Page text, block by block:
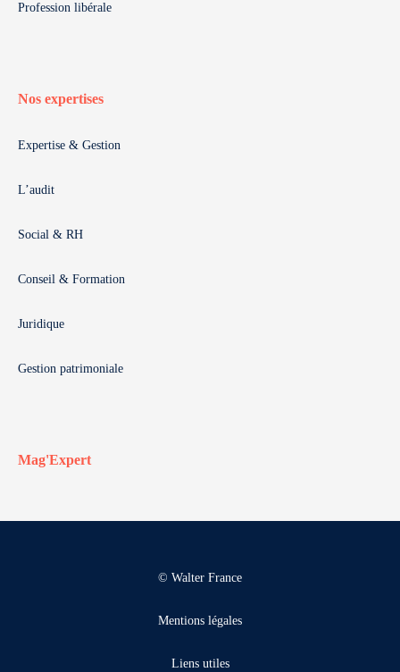
Profession libérale
Nos expertises
Expertise & Gestion
L’audit
Social & RH
Conseil & Formation
Juridique
Gestion patrimoniale
Mag'Expert
© Walter France
Mentions légales
Liens utiles